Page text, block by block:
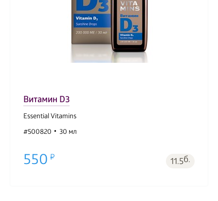
Витамин D3
Essential Vitamins
#500820
30 мл
550 11.5б.